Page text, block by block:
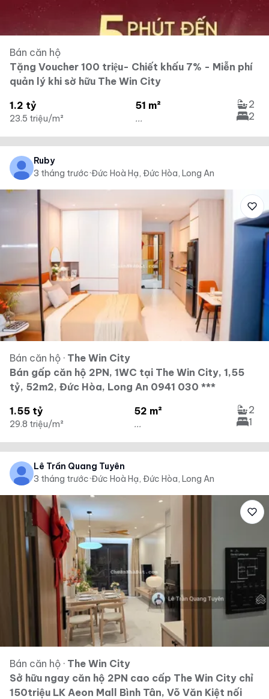
Bán căn hộ
Tặng Voucher 100 triệu- Chiết khấu 7% - Miễn phí
quản lý khi sờ hữu The Win City
1.2 tỷ
23.5 triệu/m²
51 m²
...
2
2
Ruby
3 tháng trước·Đức Hoà Hạ, Đức Hòa, Long An
Bán căn hộ · The Win City
Bán gấp căn hộ 2PN, 1WC tại The Win City, 1,55
tỷ, 52m2, Đức Hòa, Long An 0941 030 ***
1.55 tỷ
29.8 triệu/m²
52 m²
...
2
1
Lê Trần Quang Tuyên
3 tháng trước·Đức Hoà Hạ, Đức Hòa, Long An
Bán căn hộ · The Win City
Sở hữu ngay căn hộ 2PN cao cấp The Win City chỉ
150triệu LK Aeon Mall Bình Tân, Võ Văn Kiệt nối